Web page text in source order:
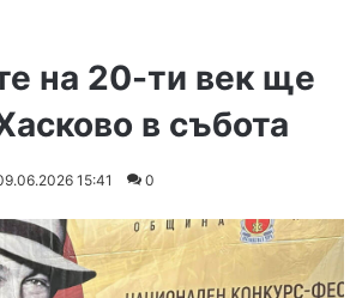
на 20-ти век ще
в събота
15:41 0